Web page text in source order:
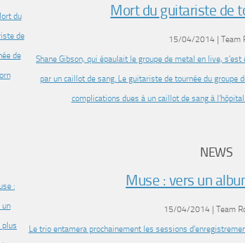
Mort du guitariste de
15/04/2014 | Team
Shane Gibson, qui épaulait le groupe de metal en live,
par un caillot de sang. Le guitariste de tournée du groupe
complications dues à un caillot de sang à
NEWS
Muse : vers un
15/04/2014 | Team
Le trio entamera prochainement les sessions